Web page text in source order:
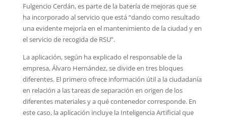
Fulgencio Cerdán, es parte de la batería de mejoras que se
ha incorporado al servicio que está “dando como resultado
una evidente mejoría en el mantenimiento de la ciudad y en
el servicio de recogida de RSU”.
La aplicación, según ha explicado el responsable de la
empresa, Álvaro Hernández, se divide en tres bloques
diferentes. El primero ofrece información útil a la ciudadanía
en relación a las tareas de separación en origen de los
diferentes materiales y a qué contenedor corresponde. En
este caso, la aplicación incluye la Inteligencia Artificial que